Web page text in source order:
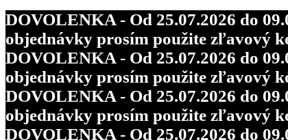
DOVOLENKA - Od 25.07.2026 do
objednávky prosím použite zľavový
DOVOLENKA - Od 25.07.2026 do
objednávky prosím použite zľavový
DOVOLENKA - Od 25.07.2026 do
objednávky prosím použite zľavový
DOVOLENKA - Od 25.07.2026 do